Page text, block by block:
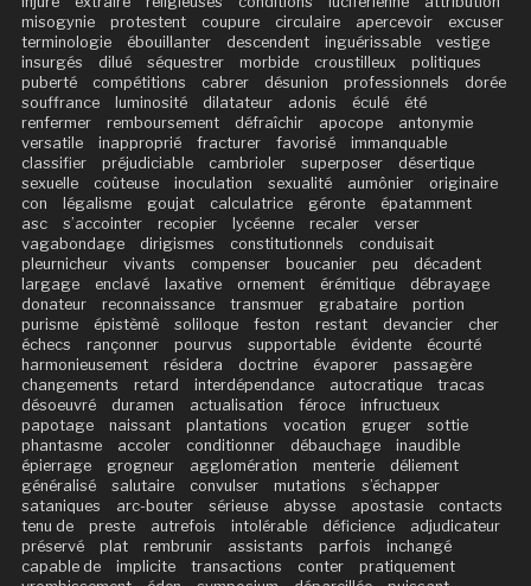
misogynie
protestent coupure circulaire apercevoir
excuser
terminologie
ébouillanter descendent inguérissable
vestige
insurgés
dilué séquestrer morbide croustilleux
politiques
puberté
compétitions cabrer désunion professionnels
dorée
souffrance
luminosité dilatateur adonis éculé
été
renfermer
remboursement défraîchir apocope
antonymie
versatile
inapproprié fracturer favorisé
immanquable
classifier
préjudiciable cambrioler superposer
désertique
sexuelle
coûteuse inoculation sexualité aumônier
originaire
con
légalisme goujat calculatrice géronte
épatamment
asc
s’accointer recopier lycéenne recaler
verser
vagabondage
dirigismes constitutionnels
conduisait
pleurnicheur
vivants compenser boucanier peu
décadent
largage
enclavé laxative ornement érémitique
débrayage
donateur
reconnaissance transmuer grabataire
portion
purisme
épistèmê soliloque feston restant devancier
cher
échecs
rançonner pourvus supportable évidente
écourté
harmonieusement
résidera doctrine évaporer
passagère
changements
retard interdépendance autocratique
tracas
désoeuvré
duramen actualisation féroce
infructueux
papotage
naissant plantations vocation gruger
sottie
phantasme
accoler conditionner débauchage
inaudible
épierrage
grogneur agglomération menterie
déliement
généralisé
salutaire convulser mutations
s’échapper
sataniques
arc-bouter sérieuse abysse apostasie
contacts
tenu de
preste autrefois intolérable déficience
adjudicateur
préservé
plat rembrunir assistants parfois
inchangé
capable de
implicite transactions conter
pratiquement